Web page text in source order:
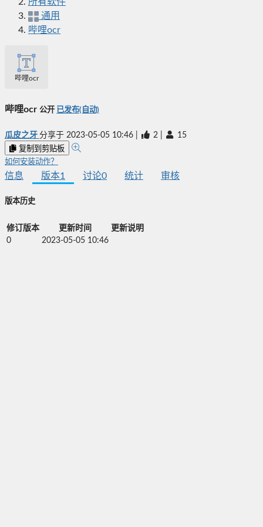
通用
哔哩ocr
哔哩ocr
哔哩ocr 公开 已发布(自动)
瓜皮之牙 分享于 2023-05-05 10:46 2 15
复制到剪贴板
如何安装动作？
信息 版本1 讨论0 统计 审核
版本历史
修订版本 更新时间
更新说明
0
2023-05-05 10:46